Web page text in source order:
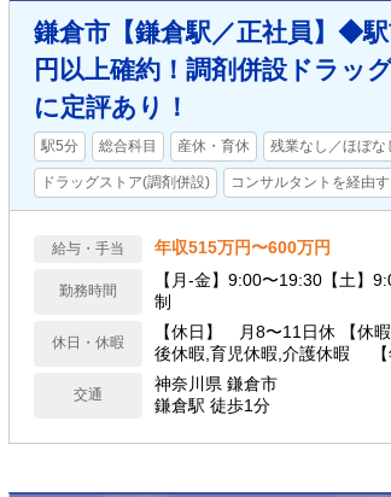
鎌倉市【鎌倉駅／正社員】◆
円以上確約！調剤併設ドラッ
に定評あり！
駅5分 総合科目 産休・育休 残業なし／ほぼな
ドラッグストア(調剤併設) コンサルタントを経由
給与・手当 年収515万円〜600万円
勤務時間
【月-金】9:00〜19:30【土】
制
休日・休暇
【休日】 月8〜11日休 【休
後
交通
神奈川県 鎌倉市
鎌倉駅 徒歩1分